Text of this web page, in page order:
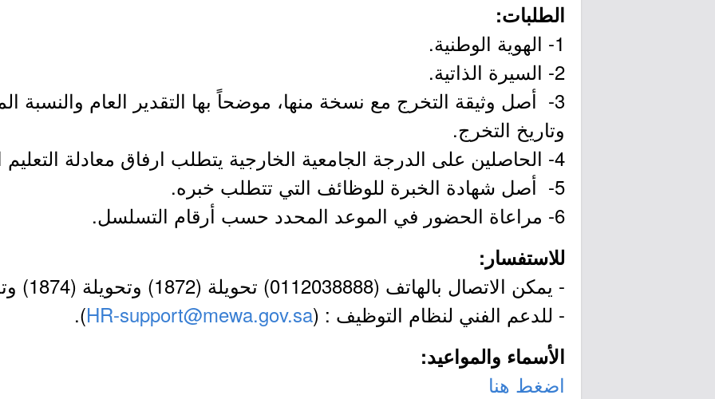
الطلبات:
1- الهوية الوطنية.
2- السيرة الذاتية.
3- أصل وثيقة التخرج مع نسخة منها، موضحاً بها التقدير العام والنسبة
وتاريخ التخرج.
4- الحاصلين على الدرجة الجامعية الخارجية يتطلب ارفاق معادلة التعليم العالي.
5- أصل شهادة الخبرة للوظائف التي تتطلب خبره.
6- مراعاة الحضور في الموعد المحدد حسب أرقام التسلسل.
للاستفسار:
- يمكن الاتصال بالهاتف (0112038888) تحويلة (1872) وتحويلة (1874) وتحويلة (1878).
- للدعم الفني لنظام التوظيف : (HR-support@mewa.gov.sa
).
الأسماء والمواعيد:
اضغط هنا